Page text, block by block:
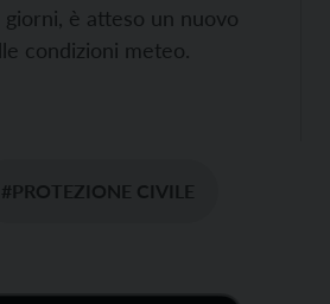
giorni, è atteso un nuovo
condizioni meteo.
#PROTEZIONE CIVILE